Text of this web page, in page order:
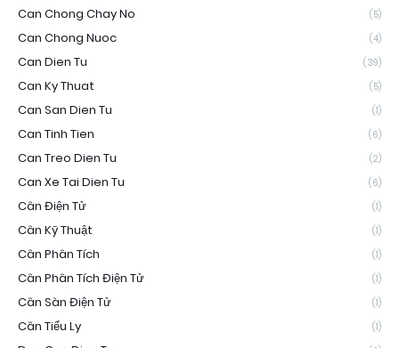
Can Chong Chay No (5)
Can Chong Nuoc (4)
Can Dien Tu (39)
Can Ky Thuat (5)
Can San Dien Tu (1)
Can Tinh Tien (6)
Can Treo Dien Tu (2)
Can Xe Tai Dien Tu (6)
Cân Điện Tử (1)
Cân Kỹ Thuật (1)
Cân Phân Tích (1)
Cân Phân Tích Điện Tử (1)
Cân Sàn Điện Tử (1)
Cân Tiểu Ly (1)